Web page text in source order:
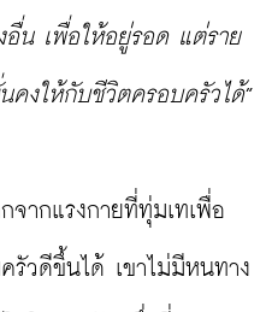
อื่น เพื่อให้อยู่รอด แต่ราย
คงให้กับชีวิตครอบครัวได้”
ากแรงกายที่ทุ่มเทเพื่อ
รัวดีขึ้นได้ เขาไม่มีหนทาง